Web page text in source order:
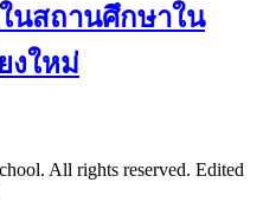
นสถานศึกษาใน
งใหม่
All rights reserved. Edited